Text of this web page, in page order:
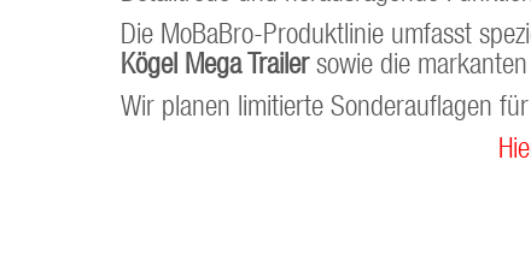
Die MoBaBro-Produktlinie umfasst
Kögel Mega Trailersowie die markanten
Wir planen limitierte Sonderauflagen